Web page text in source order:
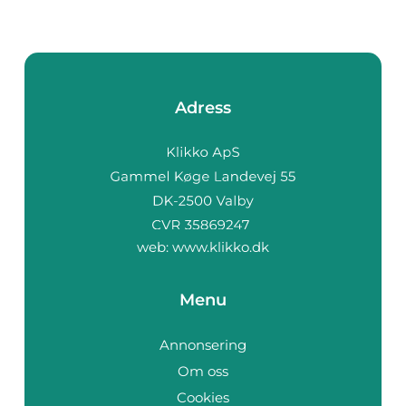
Adress
web: www.klikko.dk
Menu
Annonsering
Om oss
Cookies